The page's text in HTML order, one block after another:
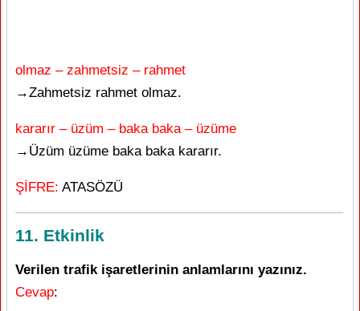
olmaz – zahmetsiz – rahmet
→Zahmetsiz rahmet olmaz.
kararır – üzüm – baka baka – üzüme
→Üzüm üzüme baka baka kararır.
ŞİFRE: ATASÖZÜ
11. Etkinlik
Verilen trafik işaretlerinin anlamlarını yazınız.
Cevap: